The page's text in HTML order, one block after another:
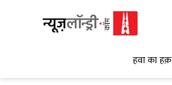
हवा का हक़